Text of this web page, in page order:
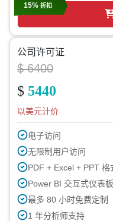
15% 折扣
公司许可证
$ 6400
$ 5440
以美元计价
电子访问
无限制用户访问
PDF + Excel + PPT 格
Power BI 交互式仪表
最多 80 小时免费定制
1 年分析师支持